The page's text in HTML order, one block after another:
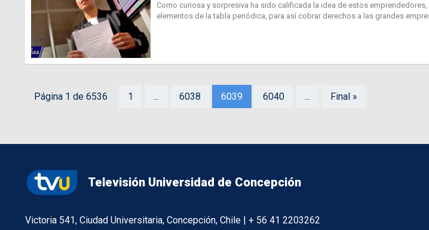
Como curiosa y sorpresiva ha sido calificada la idea de estos
elementos de la tabla periódica, para así cobrar derechos a las grandes
Página 1 de 6536 1 ... 6038 6039 6040 ... Final »
Televisión Universidad de Concepción
Victoria 541, Ciudad Universitaria, Concepción, Chile | + 56 41 2203262